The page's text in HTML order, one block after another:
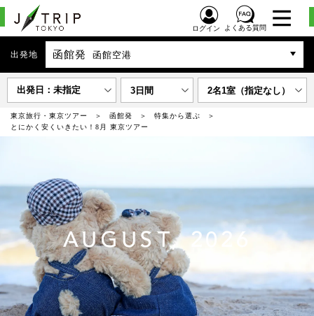
ログイン よくある質問
出発地 函館発 函館空港
出発日：未指定 3日間 2名1室（指定なし）
東京旅行・東京ツアー 函館発
特集から選ぶ
とにかく安くいきたい！8月 東京ツアー
AUGUST, 2026